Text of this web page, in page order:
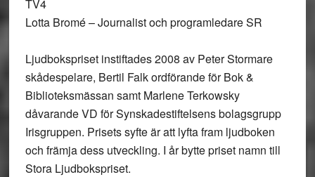
TV4
Lotta Bromé – Journalist och programledare SR
Ljudbokspriset instiftades 2008 av Peter Stormare
skådespelare, Bertil Falk ordförande för Bok &
Biblioteksmässan samt Marlene Terkowsky
dåvarande VD för Synskadestiftelsens bolagsgrupp
Irisgruppen. Prisets syfte är att lyfta fram ljudboken
och främja dess utveckling. I år bytte priset namn till
Stora Ljudbokspriset.